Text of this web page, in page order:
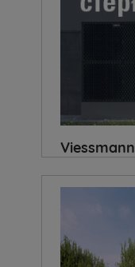
Viessmann